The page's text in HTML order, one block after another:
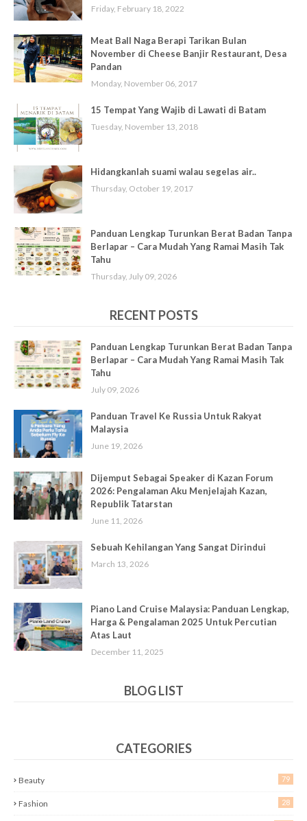
Friday, February 18, 2022
Meat Ball Naga Berapi Tarikan Bulan
November di Cheese Banjir Restaurant, Desa
Pandan
Monday, November 06, 2017
15 Tempat Yang Wajib di Lawati di Batam
Tuesday, November 13, 2018
Hidangkanlah suami walau segelas air..
Thursday, October 19, 2017
Panduan Lengkap Turunkan Berat Badan Tanpa
Berlapar – Cara Mudah Yang Ramai Masih Tak
Tahu
Thursday, July 09, 2026
RECENT POSTS
Panduan Lengkap Turunkan Berat Badan Tanpa
Berlapar – Cara Mudah Yang Ramai Masih Tak
Tahu
July 09, 2026
Panduan Travel Ke Russia Untuk Rakyat
Malaysia
June 19, 2026
Dijemput Sebagai Speaker di Kazan Forum
2026: Pengalaman Aku Menjelajah Kazan,
Republik Tatarstan
June 11, 2026
Sebuah Kehilangan Yang Sangat Dirindui
March 13, 2026
Piano Land Cruise Malaysia: Panduan Lengkap,
Harga & Pengalaman 2025 Untuk Percutian
Atas Laut
December 11, 2025
BLOG LIST
CATEGORIES
Beauty 79
Fashion 28